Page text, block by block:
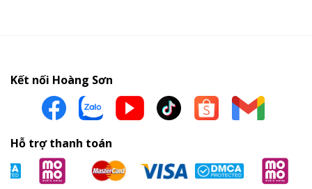
Kết nối Hoàng Sơn
Hỗ trợ thanh toán